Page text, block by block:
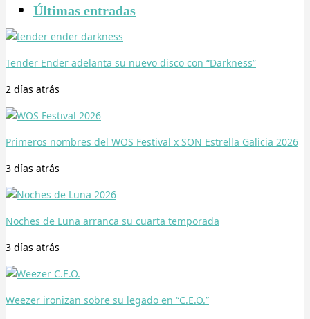
Últimas entradas
Tender Ender adelanta su nuevo disco con “Darkness”
2 días atrás
Primeros nombres del WOS Festival x SON Estrella Galicia 2026
3 días atrás
Noches de Luna arranca su cuarta temporada
3 días atrás
Weezer ironizan sobre su legado en “C.E.O.”